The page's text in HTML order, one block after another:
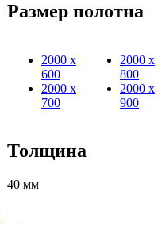
Размер полотна
2000 х
600
2000 х
700
2000 х
800
2000 х
900
Толщина
40 мм